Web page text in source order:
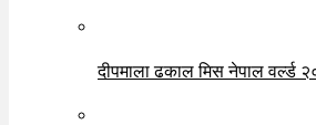
दीपमाला ढकाल मिस नेपाल वर्ल्ड